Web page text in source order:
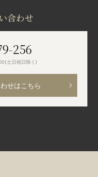
合わせ
256
土日祝日除く)
せはこちら